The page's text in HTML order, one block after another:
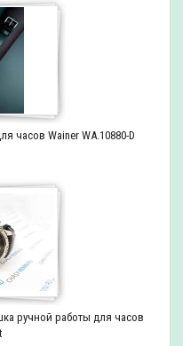
часов Wainer WA.10880-D
ручной работы для часов